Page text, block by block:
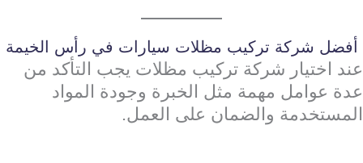
أفضل شركة تركيب مظلات سيارات في رأس الخيمة
عند اختيار شركة تركيب مظلات يجب التأكد من
عدة عوامل مهمة مثل الخبرة وجودة المواد
المستخدمة والضمان على العمل.